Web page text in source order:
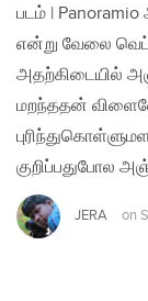
படம் |
என்று வேலை
அதற்கிடையில்
மறந்ததன்
குறிப்பதுபோல
JERA on